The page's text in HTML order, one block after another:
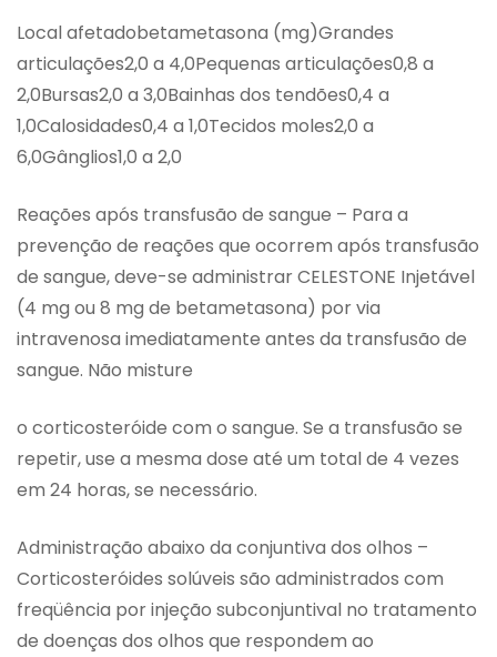
Local afetadobetametasona (mg)Grandes
articulações2,0 a 4,0Pequenas articulações0,8 a
2,0Bursas2,0 a 3,0Bainhas dos tendões0,4 a
1,0Calosidades0,4 a 1,0Tecidos moles2,0 a
6,0Gânglios1,0 a 2,0
Reações após transfusão de sangue – Para a
prevenção de reações que ocorrem após transfusão
de sangue, deve-se administrar CELESTONE Injetável
(4 mg ou 8 mg de betametasona) por via
intravenosa imediatamente antes da transfusão de
sangue. Não misture
o corticosteróide com o sangue. Se a transfusão se
repetir, use a mesma dose até um total de 4 vezes
em 24 horas, se necessário.
Administração abaixo da conjuntiva dos olhos –
Corticosteróides solúveis são administrados com
freqüência por injeção subconjuntival no tratamento
de doenças dos olhos que respondem ao